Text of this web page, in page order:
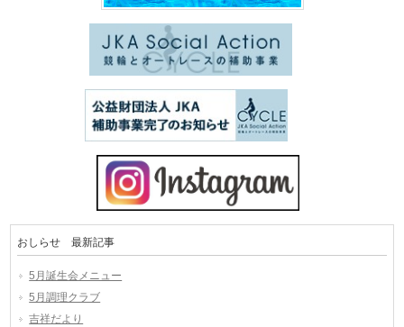
おしらせ 最新記事
5月誕生会メニュー
5月調理クラブ
吉祥だより